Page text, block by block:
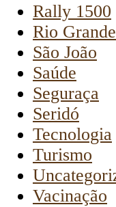
Rally 1500
Rio
São João
Saúde
Seguraça
Seridó
Tecnologia
Turismo
Vacinação